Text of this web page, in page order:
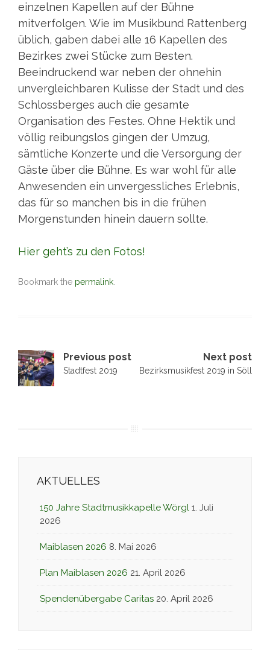
einzelnen Kapellen auf der Bühne
mitverfolgen. Wie im Musikbund Rattenberg
üblich, gaben dabei alle 16 Kapellen des
Bezirkes zwei Stücke zum Besten.
Beeindruckend war neben der ohnehin
unvergleichbaren Kulisse der Stadt und des
Schlossberges auch die gesamte
Organisation des Festes. Ohne Hektik und
völlig reibungslos gingen der Umzug,
sämtliche Konzerte und die Versorgung der
Gäste über die Bühne. Es war wohl für alle
Anwesenden ein unvergessliches Erlebnis,
das für so manchen bis in die frühen
Morgenstunden hinein dauern sollte.
Hier geht’s zu den Fotos!
Bookmark the permalink
Post
navigation
Previous post
Stadtfest 2019
Next post
Bezirksmusikfest 2019 in Söll
AKTUELLES
150 Jahre Stadtmusikkapelle Wörgl 1. Juli
2026
Maiblasen 2026 8. Mai 2026
Plan Maiblasen 2026 21. April 2026
Spendenübergabe Caritas 20. April 2026